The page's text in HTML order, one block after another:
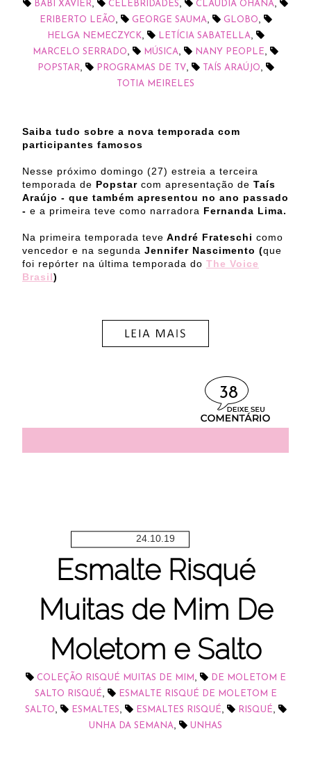
BABI XAVIER, CELEBRIDADES, CLAUDIA OHANA,
ERIBERTO LEÃO, GEORGE SAUMA, GLOBO,
HELGA NEMECZYCK, LETÍCIA SABATELLA,
MARCELO SERRADO, MÚSICA, NANY PEOPLE,
POPSTAR, PROGRAMAS DE TV, TAÍS ARAÚJO,
TOTIA MEIRELES
Saiba tudo sobre a nova temporada com
participantes famosos
Nesse próximo domingo (27) estreia a terceira
temporada de Popstar com apresentação de Taís
Araújo - que também apresentou no ano passado
- e a primeira teve como narradora Fernanda Lima.
Na primeira temporada teve André Frateschi como
vencedor e na segunda Jennifer Nascimento (que
foi repórter na última temporada do The Voice
Brasil)
38
24.10.19
Esmalte Risqué
Muitas de Mim De
Moletom e Salto
COLEÇÃO RISQUÉ MUITAS DE MIM ,
DE MOLETOM E
SALTO RISQUÉ,
ESMALTE RISQUÉ DE MOLETOM E
SALTO, ESMALTES, ESMALTES RISQUÉ, RISQUÉ,
UNHA DA SEMANA, UNHAS